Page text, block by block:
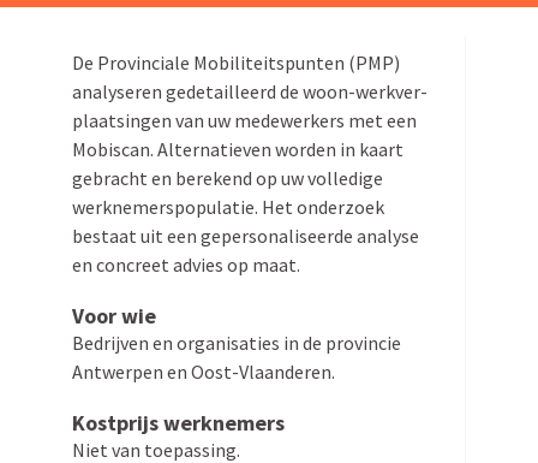
naar:De Provin­ciale Mobili­teits­punten (PMP)
analy­seren gedetail­leerd de woon-werkver­
plaat­­singen van uw medewerkers met een
Mobiscan. Alter­na­tieven worden in kaart
gebracht en berekend op uw volledige
werkne­mers­po­pu­latie. Het onderzoek
bestaat uit een geper­so­na­li­seerde analyse
en concreet advies op maat.
Voor wie
Bedrijven en organi­saties in de provincie
Antwerpen en Oost-Vlaanderen.
Kostprijs werknemers
Niet van toepassing.